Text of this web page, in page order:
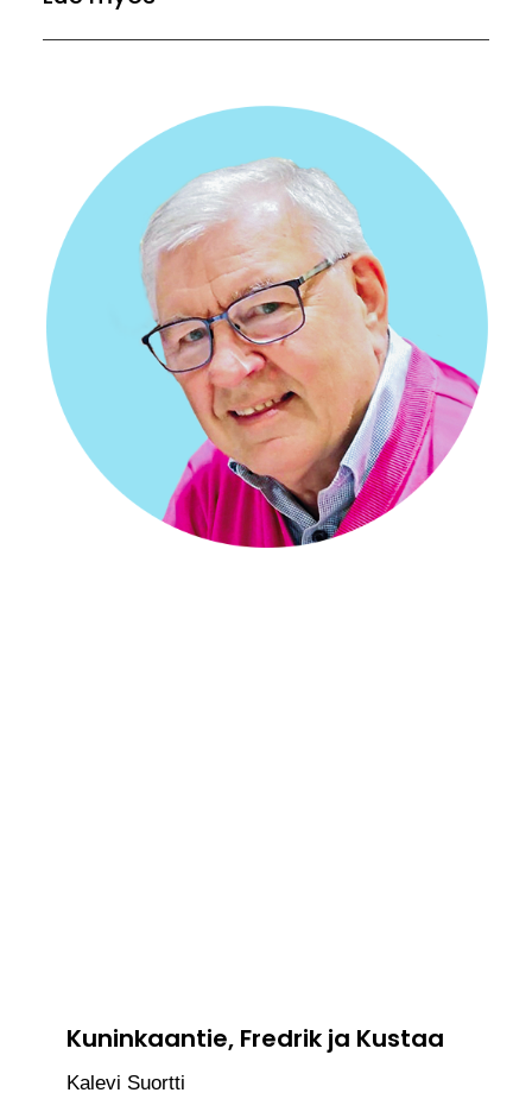
Kuninkaantie, Fredrik ja Kustaa
Kalevi Suortti